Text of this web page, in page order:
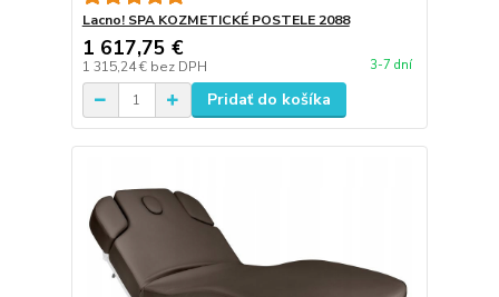
Lacno! SPA KOZMETICKÉ POSTELE 2088
1 617,75 €
1 315,24 € bez DPH 3-7 dní
Pridať do košíka